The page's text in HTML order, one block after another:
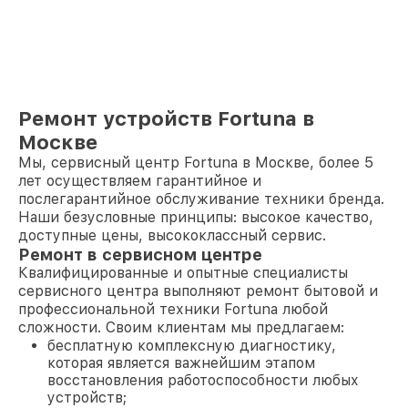
Ремонт устройств Fortuna в
Москве
Мы, сервисный центр Fortuna в Москве, более 5
лет осуществляем гарантийное и
послегарантийное обслуживание техники бренда.
Наши безусловные принципы: высокое качество,
доступные цены, высококлассный сервис.
Ремонт в сервисном центре
Квалифицированные и опытные специалисты
сервисного центра выполняют ремонт бытовой и
профессиональной техники Fortuna любой
сложности. Своим клиентам мы предлагаем:
бесплатную комплексную диагностику,
которая является важнейшим этапом
восстановления работоспособности любых
устройств;